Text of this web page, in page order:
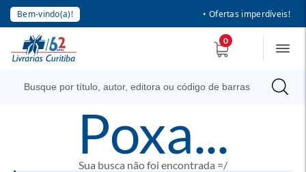
Bem-vindo(a)! • Ofertas imperdíveis!
0
poxa...
Sua busca não foi encontrada =/